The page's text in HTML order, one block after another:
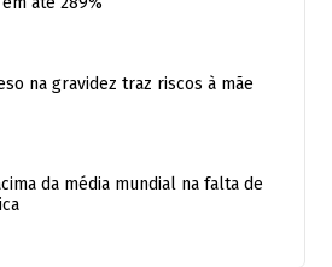
na gravidez traz riscos à mãe
da média mundial na falta de